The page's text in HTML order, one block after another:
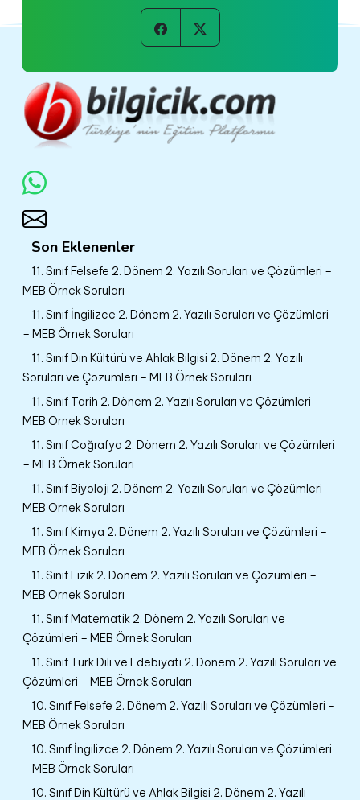
Son Eklenenler
11. Sınıf Felsefe 2. Dönem 2. Yazılı Soruları ve Çözümleri –
MEB Örnek Soruları
11. Sınıf İngilizce 2. Dönem 2. Yazılı Soruları ve Çözümleri
– MEB Örnek Soruları
11. Sınıf Din Kültürü ve Ahlak Bilgisi 2. Dönem 2. Yazılı
Soruları ve Çözümleri – MEB Örnek Soruları
11. Sınıf Tarih 2. Dönem 2. Yazılı Soruları ve Çözümleri –
MEB Örnek Soruları
11. Sınıf Coğrafya 2. Dönem 2. Yazılı Soruları ve Çözümleri
– MEB Örnek Soruları
11. Sınıf Biyoloji 2. Dönem 2. Yazılı Soruları ve Çözümleri –
MEB Örnek Soruları
11. Sınıf Kimya 2. Dönem 2. Yazılı Soruları ve Çözümleri –
MEB Örnek Soruları
11. Sınıf Fizik 2. Dönem 2. Yazılı Soruları ve Çözümleri –
MEB Örnek Soruları
11. Sınıf Matematik 2. Dönem 2. Yazılı Soruları ve
Çözümleri – MEB Örnek Soruları
11. Sınıf Türk Dili ve Edebiyatı 2. Dönem 2. Yazılı Soruları ve
Çözümleri – MEB Örnek Soruları
10. Sınıf Felsefe 2. Dönem 2. Yazılı Soruları ve Çözümleri –
MEB Örnek Soruları
10. Sınıf İngilizce 2. Dönem 2. Yazılı Soruları ve Çözümleri
– MEB Örnek Soruları
10. Sınıf Din Kültürü ve Ahlak Bilgisi 2. Dönem 2. Yazılı